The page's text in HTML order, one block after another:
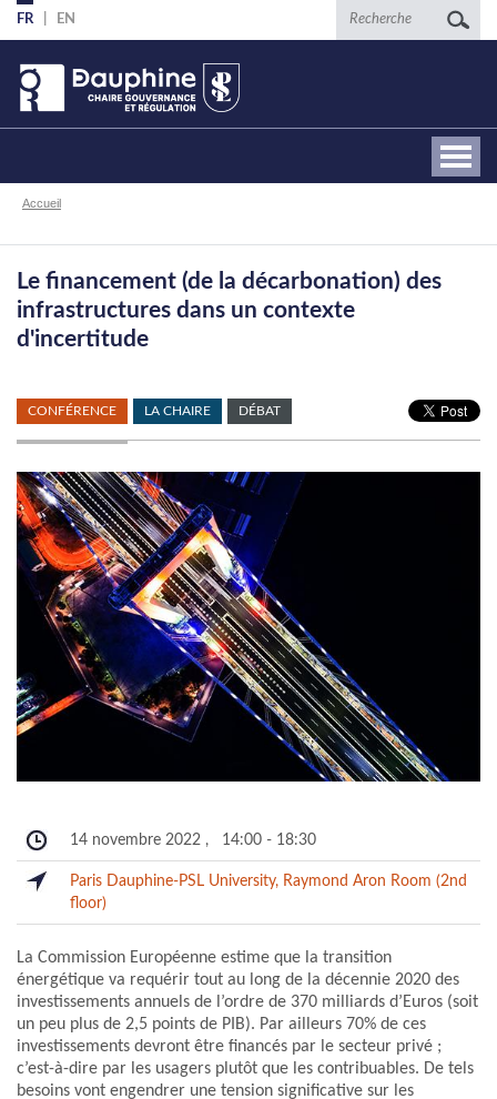
Aller
au
contenu
principal
FR EN Recherche
Fil
Accueil
Le financement (de la décarbonation) des
infrastructures dans un contexte
d'incertitude
CONFÉRENCE LA CHAIRE DÉBAT
14 novembre 2022 , 14:00 - 18:30
Paris Dauphine-PSL University, Raymond Aron Room (2nd
floor)
La Commission Européenne estime que la transition
énergétique va requérir tout au long de la décennie 2020 des
investissements annuels de l’ordre de 370 milliards d’Euros (soit
un peu plus de 2,5 points de PIB). Par ailleurs 70% de ces
investissements devront être financés par le secteur privé ;
c’est-à-dire par les usagers plutôt que les contribuables. De tels
besoins vont engendrer une tension significative sur les